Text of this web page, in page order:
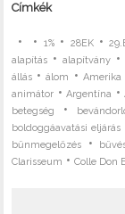
Címkék
• • 1%• 28EK•
alapítás • alapítvány•
állás •álom • Amerika
animátor •Argentína •
betegség •
boldoggáavatási eljárás
bűnmegelőzés •
Clarisseum •Colle Don